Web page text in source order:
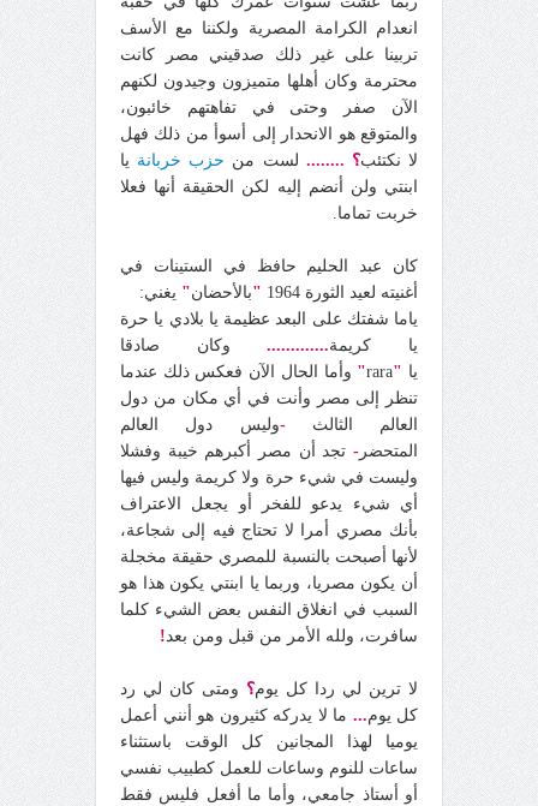
انعدام الكرامة المصرية ولكننا مع الأسف
تربينا على غير ذلك صدقيني مصر كانت
محترمة وكان أهلها متميزون وجيدون لكنهم
الآن صفر وحتى في تفاهتهم خائبون،
والمتوقع هو الانحدار إلى أسوأ من ذلك فهل
لا نكتئب؟ ........ لست من حزب خربانة يا
ابنتي ولن أنضم إليه لكن الحقيقة أنها فعلا
خربت تماما.
كان عبد الحليم حافظ في الستينات في
أغنيته لعيد الثورة 1964
"بالأحضان" يغني:
ياما شفتك على البعد عظيمة يا بلادي يا حرة
يا كريمة.............وكان صادقا
يا "
rara
" وأما الحال الآن فعكس ذلك عندما
تنظر إلى مصر وأنت في أي مكان من دول
العالم الثالث-وليس دول العالم
المتحضر - تجد أن مصر أكبرهم خيبة وفشلا
وليست في شيء حرة ولا كريمة وليس فيها
أي شيء يدعو للفخر أو يجعل الاعتراف
بأنك مصري أمرا لا تحتاج فيه إلى شجاعة،
لأنها أصبحت بالنسبة للمصري حقيقة مخجلة
أن يكون مصريا، وربما يا ابنتي يكون هذا هو
السبب في انغلاق النفس بعض الشيء كلما
سافرت، ولله الأمر من قبل ومن بعد!
لا ترين لي ردا كل يوم؟ ومتى كان لي رد
كل يوم... ما لا يدركه كثيرون هو أنني أعمل
يوميا لهذا المجانين كل الوقت باستثناء
ساعات للنوم وساعات للعمل كطبيب نفسي
أو أستاذ جامعي، وأما ما أفعل فليس فقط